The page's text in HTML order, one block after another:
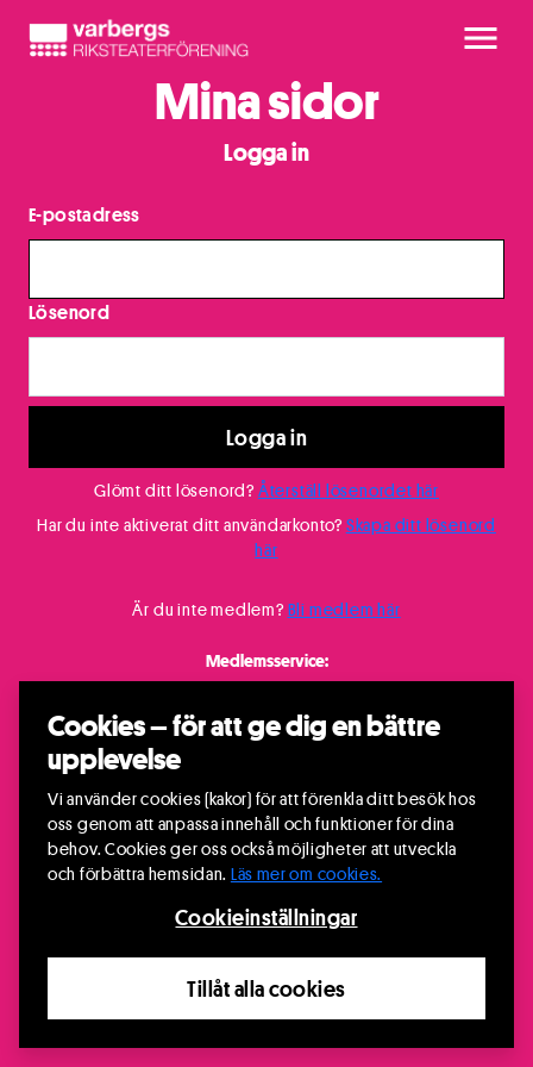
Cookies – för att ge dig en bättre
upplevelse
Vi använder cookies (kakor) för att förenkla ditt besök hos
oss genom att anpassa innehåll och funktioner för dina
behov. Cookies ger oss också möjligheter att utveckla
och förbättra hemsidan. Läs mer om cookies.
Cookieinställningar
Tillåt alla cookies
Mina sidor
Logga in
E-postadress
Lösenord
Logga in
Glömt ditt lösenord? Återställ lösenordet här
Har du inte aktiverat ditt användarkonto? Skapa ditt lösenord
här
Är du inte medlem? Bli medlem här
Medlemsservice:
08-531 99 300/medlem@riksteatern.se